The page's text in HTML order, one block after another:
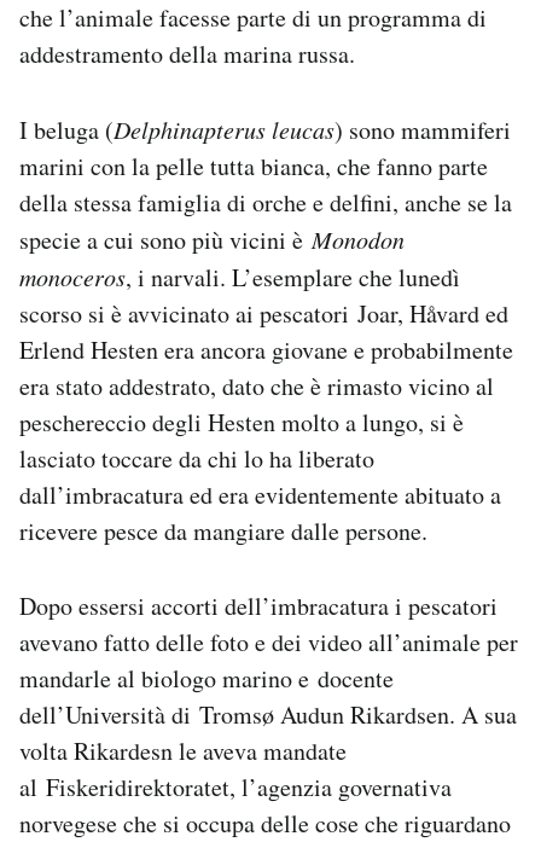
che l’animale facesse parte di un programma di
addestramento della marina russa.
I beluga (Delphinapterus leucas) sono mammiferi
marini con la pelle tutta bianca, che fanno parte
della stessa famiglia di orche e delfini, anche se la
specie a cui sono più vicini èMonodon
monoceros, i narvali. L’esemplare che lunedì
scorso si è avvicinato ai pescatori Joar, Håvard ed
Erlend Hesten era ancora giovane e probabilmente
era stato addestrato, dato che è rimasto vicino al
peschereccio degli Hesten molto a lungo, si è
lasciato toccare da chi lo ha liberato
dall’imbracatura ed era evidentemente abituato a
ricevere pesce da mangiare dalle persone.
Dopo essersi accorti dell’imbracatura i pescatori
avevano fatto delle foto e dei video all’animale per
mandarle al biologo marino e docente
dell’Università di Tromsø Audun Rikardsen. A sua
volta Rikardesn le aveva mandate
al Fiskeridirektoratet, l’agenzia governativa
norvegese che si occupa delle cose che riguardano